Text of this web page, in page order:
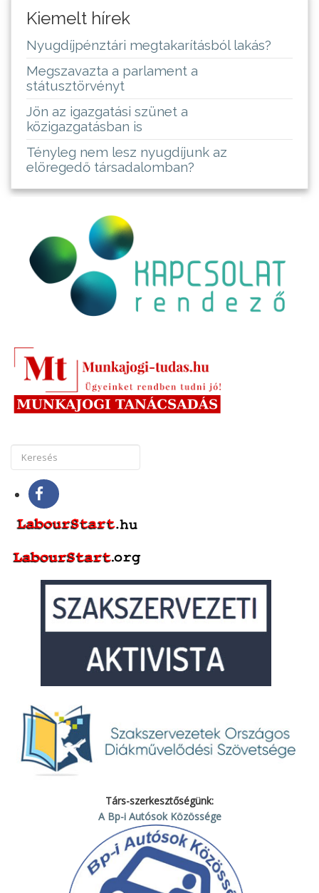
Kiemelt hírek
Nyugdíjpénztári megtakarításból lakás?
Megszavazta a parlament a
státusztörvényt
Jön az igazgatási szünet a
közigazgatásban is
Tényleg nem lesz nyugdíjunk az
elöregedő társadalomban?
Társ-szerkesztőségünk:
A Bp-i Autósok Közössége